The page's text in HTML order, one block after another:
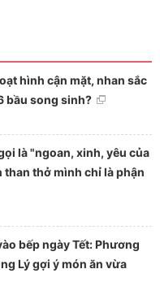
hình cận mặt, nhan sắc
bầu song sinh?
là "ngoan, xinh, yêu của
thở mình chỉ là phận
bếp ngày Tết: Phương
Lý gợi ý món ăn vừa